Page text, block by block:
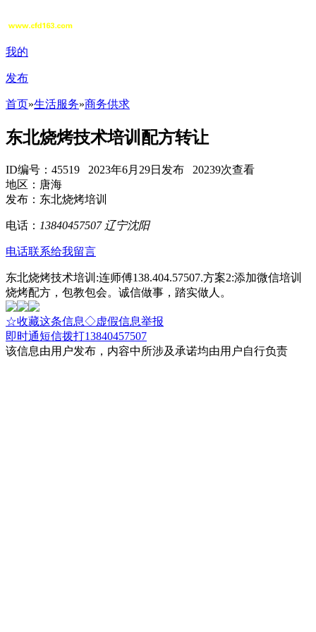
我的
发布
首页»生活服务»商务供求
东北烧烤技术培训配方转让
ID编号：45519 2023年6月29日发布 20239次查看
地区：唐海
发布：东北烧烤培训
电话： 13840457507 辽宁沈阳
电话联系给我留言
东北烧烤技术培训:连师傅138.404.57507.方案2:添加微信培训
烧烤配方，包教包会。诚信做事，踏实做人。
☆收藏这条信息◇虚假信息举报
即时通短信拨打13840457507
该信息由用户发布，内容中所涉及承诺均由用户自行负责